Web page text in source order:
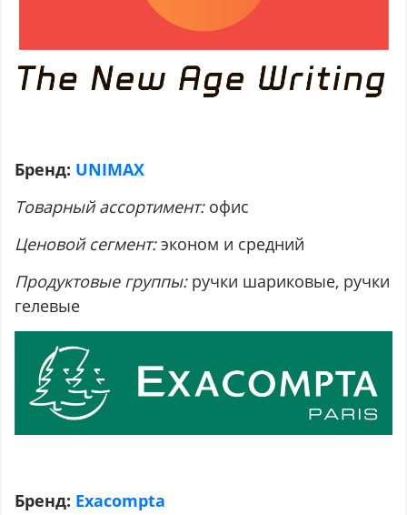
Бренд: UNIMAX
Товарный ассортимент:офис
Ценовой сегмент:эконом и средний
Продуктовые группы: ручки шариковые, ручки
гелевые
Бренд: Exacompta